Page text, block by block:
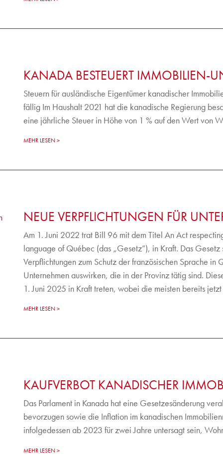
KANADA BESTEUERT IMMOBILIEN-
Steuern für ausländische Eigentümer kanadischer
fällig Im Haushalt 2021 hat die kanadische Regierung
eine jährliche Steuer in Höhe von 1 % auf den Wert von
MEHR LESEN
NEUE VERPFLICHTUNGEN FÜR
Am 1. Juni 2022 trat Bill 96 mit dem Titel An Act
language of Québec (das „Gesetz”), in Kraft. Das
Verpflichtungen zum Schutz der französischen Sprache
Unternehmen auswirken, die in der Provinz tätig sind.
1. Juni 2025 in Kraft treten, wobei die meisten bereits
MEHR LESEN
KAUFVERBOT KANADISCHER
Das Parlament in Kanada hat eine Gesetzesänderung
bevorzugen sowie die Inflation im kanadischen
infolgedessen ab 2023 für zwei Jahre untersagt sein,
MEHR LESEN